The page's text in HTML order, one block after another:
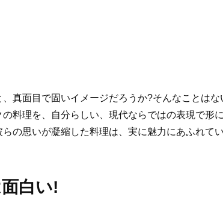
、真面目で固いイメージだろうか?そんなことは
料理を、自分らしい、現代ならではの表現で形
の思いが凝縮した料理は、実に魅力にあふれてい
白い!